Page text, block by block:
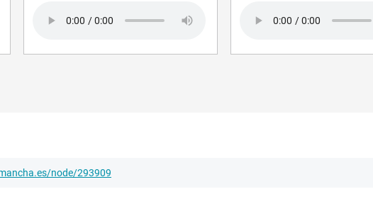
node/293909